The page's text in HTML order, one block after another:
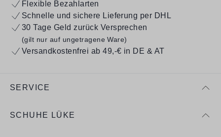
Flexible Bezahlarten
Schnelle und sichere Lieferung per DHL
30 Tage Geld zurück Versprechen
(gilt nur auf ungetragene Ware)
Versandkostenfrei ab 49,-€ in DE & AT
SERVICE
SCHUHE LÜKE